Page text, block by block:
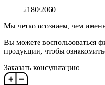
2180/2060
Мы четко осознаем, чем
Вы можете воспользоваться
продукции, чтобы
Заказать консультацию